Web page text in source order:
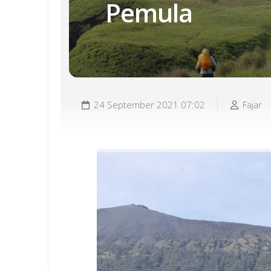
Pemula
24 September 2021 07:02 Fajar